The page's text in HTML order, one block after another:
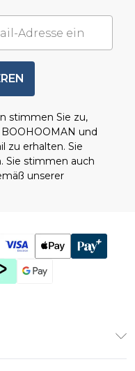
stimmen Sie zu,
und
zu erhalten. Sie
Sie stimmen auch
unserer